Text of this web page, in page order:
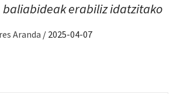
baliabideak erabiliz idatzitako
Aranda / 2025-04-07